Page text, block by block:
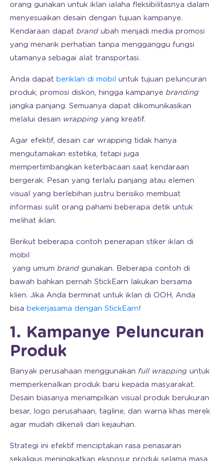
orang gunakan untuk iklan ialaha fleksibilitasnya dalam
menyesuaikan desain dengan tujuan kampanye.
Kendaraan dapat brand ubah menjadi media promosi
yang menarik perhatian tanpa mengganggu fungsi
utamanya sebagai alat transportasi.
Anda dapat beriklan di mobil untuk tujuan peluncuran
produk, promosi diskon, hingga kampanye branding
jangka panjang. Semuanya dapat dikomunikasikan
melalui desain wrapping yang kreatif.
Agar efektif, desain car wrapping tidak hanya
mengutamakan estetika, tetapi juga
mempertimbangkan keterbacaan saat kendaraan
bergerak. Pesan yang terlalu panjang atau elemen
visual yang berlebihan justru berisiko membuat
informasi sulit orang pahami beberapa detik untuk
melihat iklan.
Berikut beberapa contoh penerapan stiker iklan di
mobil
yang umum brand gunakan. Beberapa contoh di
bawah bahkan pernah StickEarn lakukan bersama
klien. Jika Anda berminat untuk iklan di OOH, Anda
bisa bekerjasama dengan StickEarn!
1. Kampanye Peluncuran
Produk
Banyak perusahaan menggunakan full wrapping untuk
memperkenalkan produk baru kepada masyarakat.
Desain biasanya menampilkan visual produk berukuran
besar, logo perusahaan, tagline, dan warna khas merek
agar mudah dikenali dari kejauhan.
Strategi ini efektif menciptakan rasa penasaran
sekaligus meningkatkan eksposur produk selama masa